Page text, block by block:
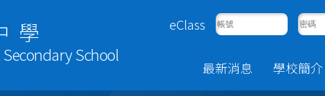
學
School
eClass
最新消息 學校簡介